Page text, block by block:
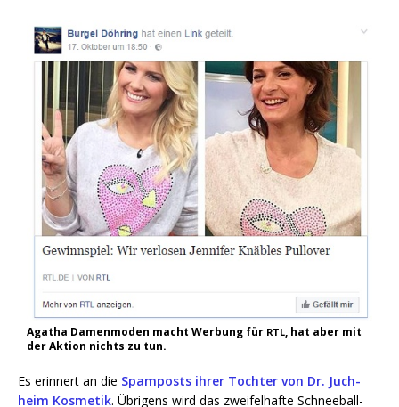
Aga­tha Damen­mo­den macht Wer­bung für RTL, hat aber mit
der Akti­on nichts zu tun.
Es erin­nert an die Spam­posts ihrer Toch­ter von Dr. Juch­
heim Kos­me­tik. Übri­gens wird das zwei­fel­haf­te Schnee­ball­